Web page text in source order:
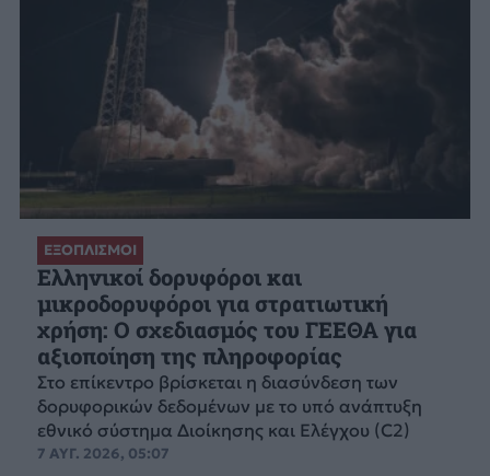
ΕΞΟΠΛΙΣΜΟΙ
Ελληνικοί δορυφόροι και
μικροδορυφόροι για στρατιωτική
χρήση: Ο σχεδιασμός του ΓΕΕΘΑ για
αξιοποίηση της πληροφορίας
Στο επίκεντρο βρίσκεται η διασύνδεση των
δορυφορικών δεδομένων με το υπό ανάπτυξη
εθνικό σύστημα Διοίκησης και Ελέγχου (C2)
7 ΑΥΓ. 2026, 05:07